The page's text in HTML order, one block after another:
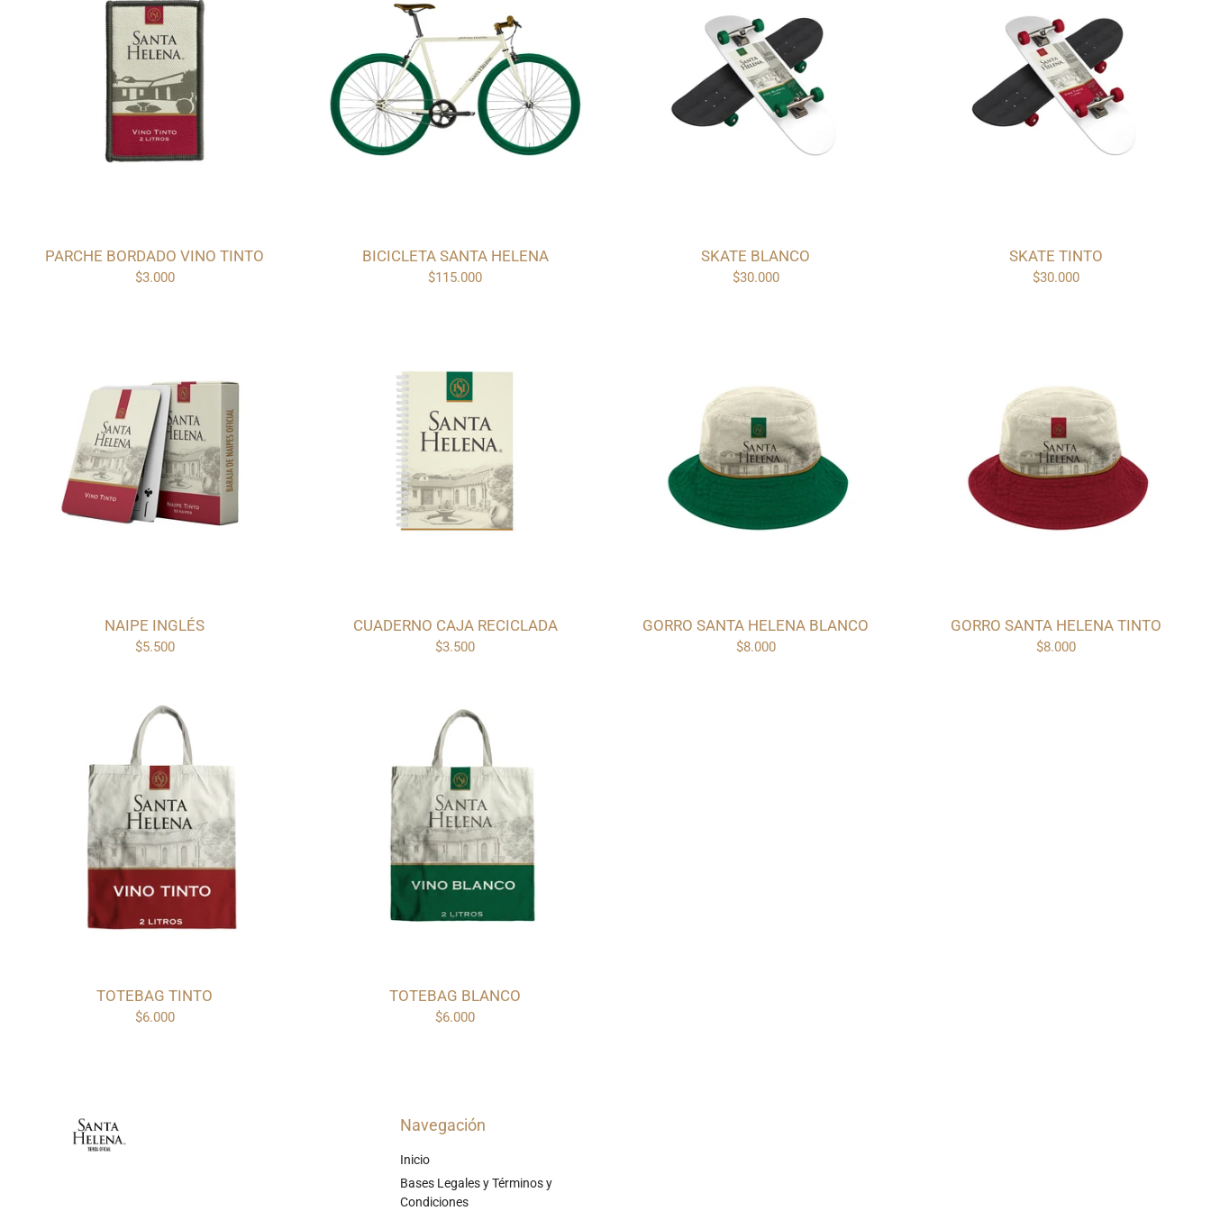
$3.000
PARCHE BORDADO VINO TINTO
$115.000
BICICLETA SANTA HELENA
$30.000
SKATE BLANCO
$30.000
SKATE TINTO
$5.500
NAIPE INGLÉS
$3.500
CUADERNO CAJA RECICLADA
$8.000
GORRO SANTA HELENA BLANCO
$8.000
GORRO SANTA HELENA TINTO
$6.000
TOTEBAG TINTO
$6.000
TOTEBAG BLANCO
Navegación
Inicio
Bases Legales y Términos y
Condiciones